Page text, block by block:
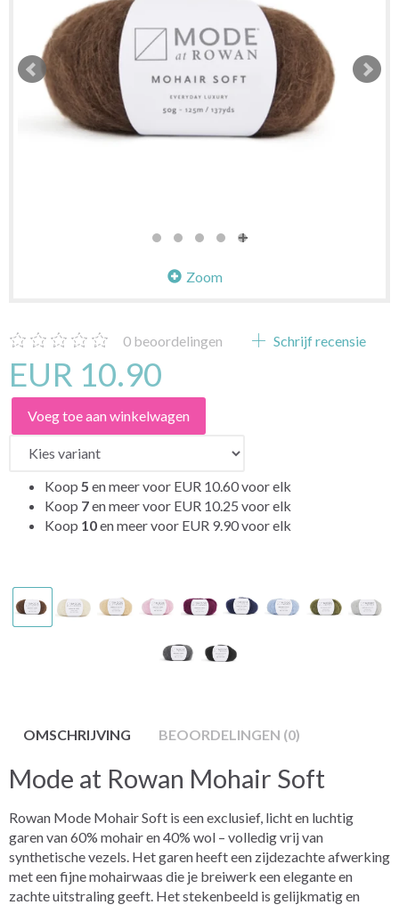
Zoom
0 beoordelingen Schrijf recensie
EUR 10.90
Voeg toe aan winkelwagen
Koop 5 en meer voor EUR 10.60voor elk
Koop 7en meer voor EUR 10.25 voor elk
Koop 10en meer voor EUR 9.90voor elk
OMSCHRIJVING BEOORDELINGEN (0)
Mode at Rowan Mohair Soft
Rowan Mode Mohair Soft is een exclusief, licht en luchtig
garen van 60% mohair en 40% wol – volledig vrij van
synthetische vezels. Het garen heeft een zijdezachte afwerking
met een fijne mohairwaas die je breiwerk een elegante en
zachte uitstraling geeft. Het stekenbeeld is gelijkmatig en